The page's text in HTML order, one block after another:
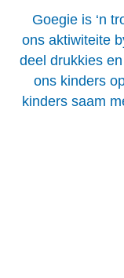
Goegie is ‘n
ons aktiwiteite
deel drukkies
ons kinders
kinders saam